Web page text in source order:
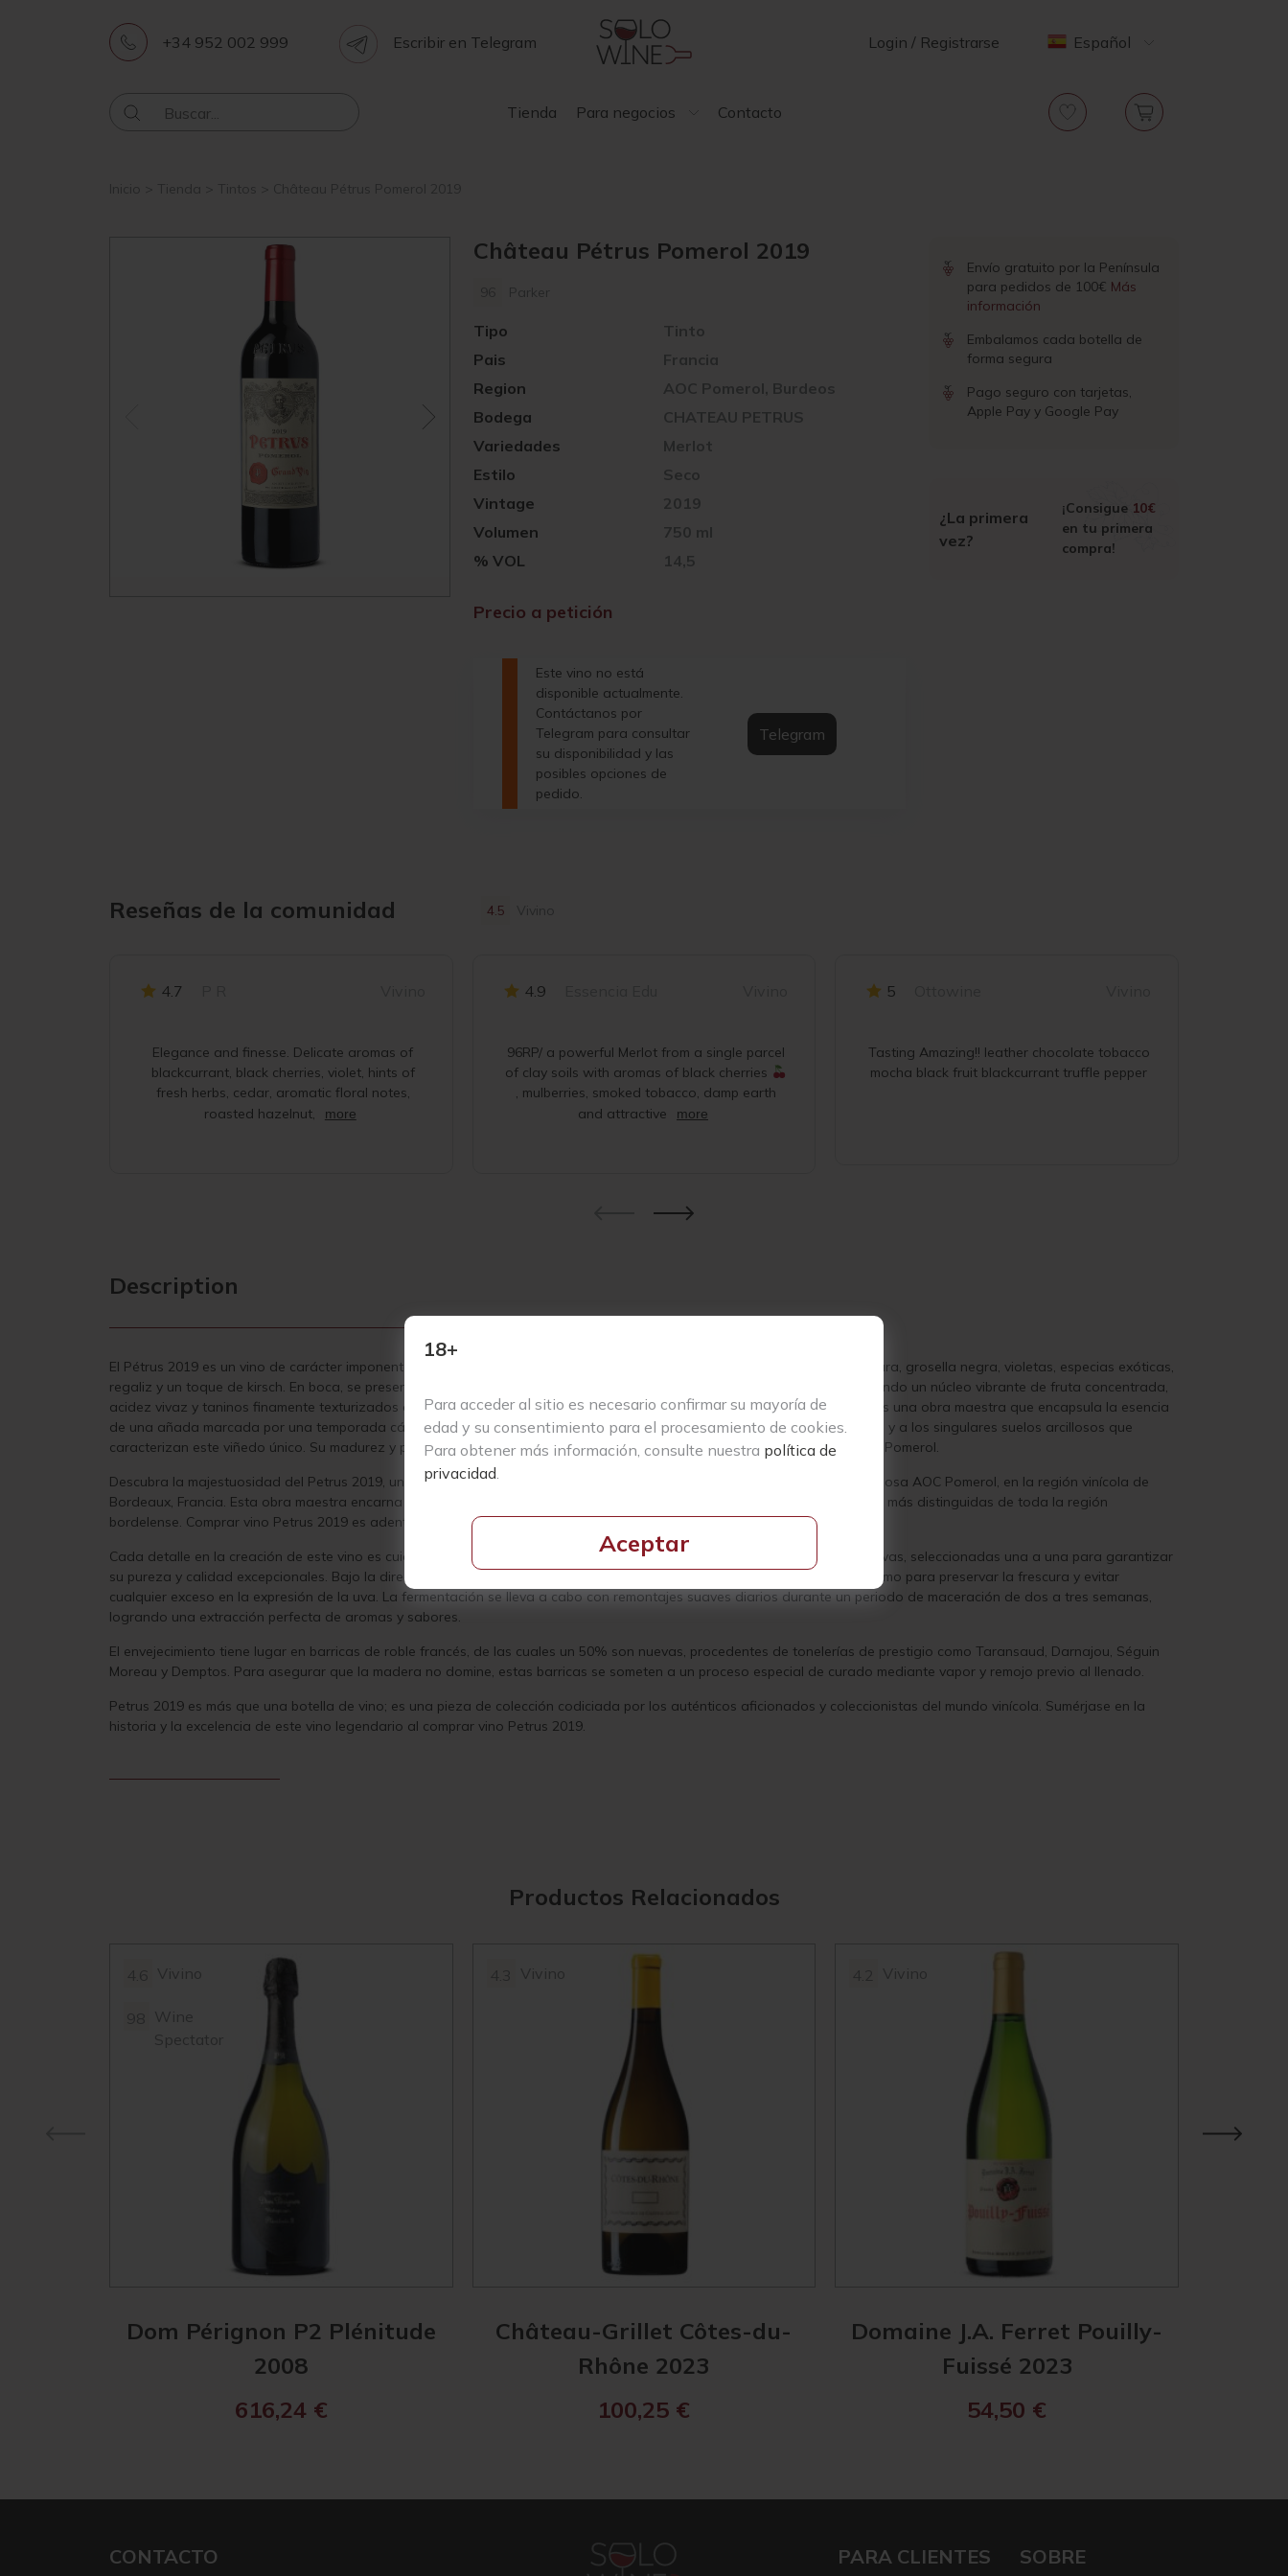
18+
Para acceder al sitio es necesario confirmar su mayoría de
edad y su consentimiento para el procesamiento de cookies.
Para obtener más información, consulte nuestra política de
privacidad
Aceptar
+34 952 002 999 Escribir en Telegram Login / Registrarse Español
Tienda Para negocios Contacto
Inicio Tienda Tintos Château Pétrus Pomerol 2019
Château Pétrus Pomerol 2019
Parker
Pais Francia
Vintage 2019
Region AOC Pomerol, Burdeos
Volumen 750 ml
Bodega CHATEAU PETRUS
% VOL 14,5
Variedades Merlot
Tipo Tinto
Estilo Seco
Precio a petición
Este vino no está
disponible actualmente.
Contáctanos por
Telegram para consultar
su disponibilidad y las
posibles opciones de
pedido.
Telegram
Envío gratuito por la Península
para pedidos de 100€ Más
información
Embalamos cada botella de
forma segura
Pago seguro con tarjetas,
Apple Pay y Google Pay
¿La primera
vez?
¡Consigue 10€
en tu primera
compra!
Reseñas de la comunidad 4.5 Vivino
4.7
Elegance and finesse. Delicate aromas of
blackcurrant, black cherries, violet, hints of
fresh herbs, cedar, aromatic floral notes,
roasted hazelnut,
more
4.9
96RP/ a powerful Merlot from a single parcel
of clay soils with aromas of black cherries
, mulberries, smoked tobacco, damp earth
and attractive
more
5
Tasting Amazing!! leather chocolate tobacco
mocha black fruit blackcurrant truffle pepper
Description
El Pétrus 2019 es un vino de carácter imponente y cautivador, que seduce con una explosión de aromas a frambuesa madura, grosella negra, violetas, especias exóticas,
regaliz y un toque de kirsch. En boca, se presenta robusto y carnoso, con una estructura que se despliega en capas, revelando un núcleo vibrante de fruta concentrada,
acidez vivaz y taninos finamente texturizados que envuelven el paladar hasta un final licoroso y prolongado. Este Pétrus es una obra maestra que encapsula la esencia
de una añada marcada por una temporada cálida y seca, destacándose como un tributo al Merlot en su máxima expresión y a los singulares suelos arcillosos que
caracterizan este viñedo único. Su madurez y profundidad hacen de este vino un verdadero testimonio de la grandeza de Pomerol.
Descubra la majestuosidad del Petrus 2019, una joya vinícola meticulosamente elaborada por Chateau Petrus en la prestigiosa AOC Pomerol, en la región vinícola de
Bordeaux, Francia. Esta obra maestra encarna la esencia misma del vino en Pomerol, arraigada en una de las propiedades más distinguidas de toda la región
bordelense. Comprar vino Petrus 2019 es adentrarse en un universo de excelencia vinícola.
Cada detalle en la creación de este vino es cuidadosamente orquestado, comenzando con la recolección manual de sus uvas, seleccionadas una a una para garantizar
su pureza y calidad excepcionales. Bajo la dirección del enólogo Olivier Berrouet, la vendimia se realiza en el momento óptimo para preservar la frescura y evitar
cualquier exceso en la expresión de la uva. La fermentación se lleva a cabo con remontajes suaves diarios durante un periodo de maceración de dos a tres semanas,
logrando una extracción perfecta de aromas y sabores.
El envejecimiento tiene lugar en barricas de roble francés, de las cuales un 50% son nuevas, procedentes de tonelerías de prestigio como Taransaud, Darnajou, Séguin
Moreau y Demptos. Para asegurar que la madera no domine, estas barricas se someten a un proceso especial de curado mediante vapor y remojo previo al llenado.
Petrus 2019 es más que una botella de vino; es una pieza de colección codiciada por los auténticos aficionados y coleccionistas del mundo vinícola. Sumérjase en la
historia y la excelencia de este vino legendario al comprar vino Petrus 2019.
Productos Relacionados
Vivino
Wine
Spectator
Dom Pérignon P2 Plénitude
2008
616,24 €
Vivino
Château-Grillet Côtes-du-
Rhône 2023
100,25 €
Vivino
Domaine J.A. Ferret Pouilly-
Fuissé 2023
54,50 €
CONTACTO PARA CLIENTES
SOBRE